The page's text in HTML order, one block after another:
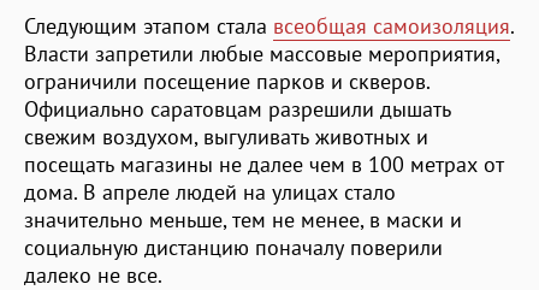
Следующим этапом стала всеобщая самоизоляция.
Власти запретили любые массовые мероприятия,
ограничили посещение парков и скверов.
Официально саратовцам разрешили дышать
свежим воздухом, выгуливать животных и
посещать магазины не далее чем в 100 метрах от
дома. В апреле людей на улицах стало
значительно меньше, тем не менее, в маски и
социальную дистанцию поначалу поверили
далеко не все.